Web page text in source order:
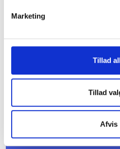
Marketing
Tillad
Tillad
Afvis
BL INFORMERER
ejendomme skal være
Ansvar for nødforsyning
08. juni 2026